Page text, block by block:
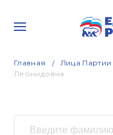
Главная Лица Партии
Леонидовна